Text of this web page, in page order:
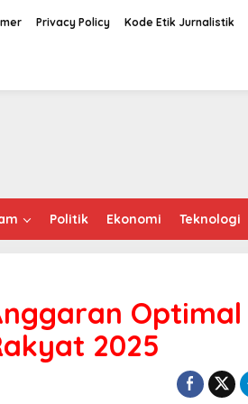
Privacy Policy Kode Etik Jurnalistik
Politik Ekonomi Teknologi
Optimal
2025